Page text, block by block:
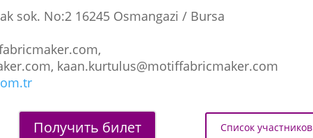
sok. No:2 16245 Osmangazi / Bursa
kaan.kurtulus@motiffabricmaker.com
Получить билет Список участников